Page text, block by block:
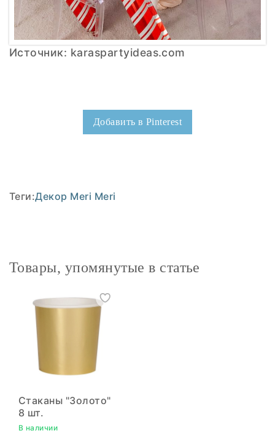
Источник: karaspartyideas.com
Добавить в Pinterest
Теги:Декор Meri Meri
Товары, упомянутые в статье
Стаканы "Золото"
8 шт.
В наличии